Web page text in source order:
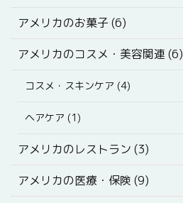
アメリカのお菓子 (6)
アメリカのコスメ・美容関連 (6)
コスメ・スキンケア (4)
ヘアケア (1)
アメリカのレストラン (3)
アメリカの医療・保険 (9)